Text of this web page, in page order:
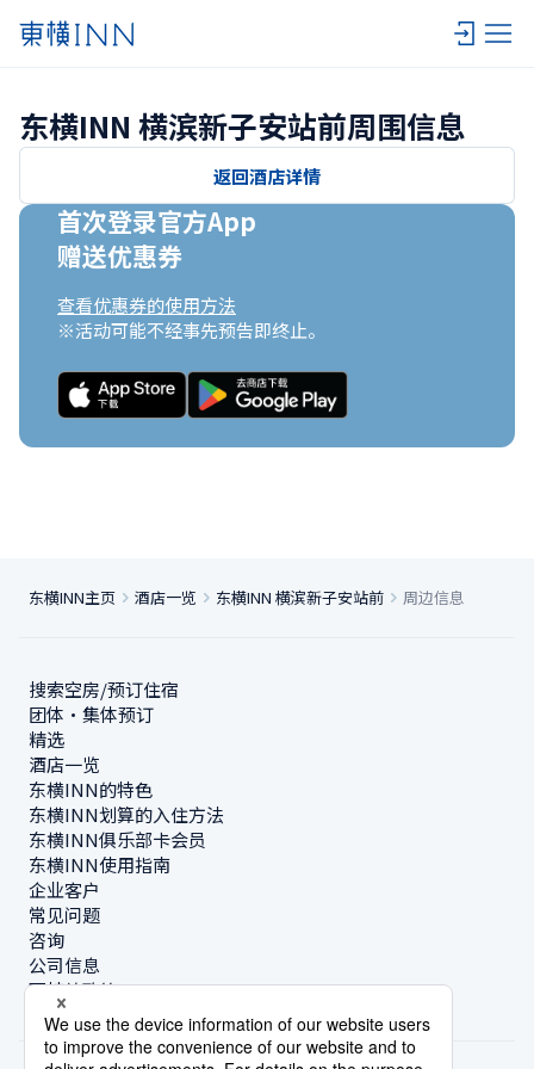
东横INN 横滨新子安站前周围信息
返回酒店详情
首次登录官方App
赠送优惠券
查看优惠券的使用方法
※活动可能不经事先预告即终止。
东横INN主页 酒店一览 东横INN 横滨新子安站前 周边信息
搜索空房/预订住宿
团体・集体预订
精选
酒店一览
东横INN的特色
东横INN划算的入住方法
东横INN俱乐部卡会员
东横INN使用指南
企业客户
常见问题
咨询
公司信息
可持续政策